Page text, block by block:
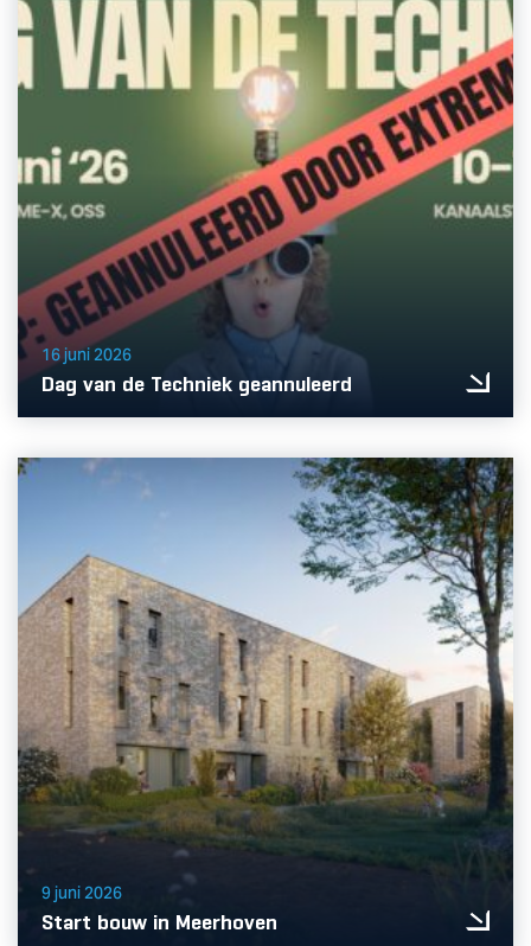
16 juni 2026
Dag van de Techniek geannuleerd
9 juni 2026
Start bouw in Meerhoven